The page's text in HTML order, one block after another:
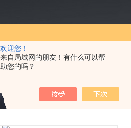
欢迎您！
来自局域网的朋友！有什么可以帮
助您的吗？
我的位置：首页>产品中心